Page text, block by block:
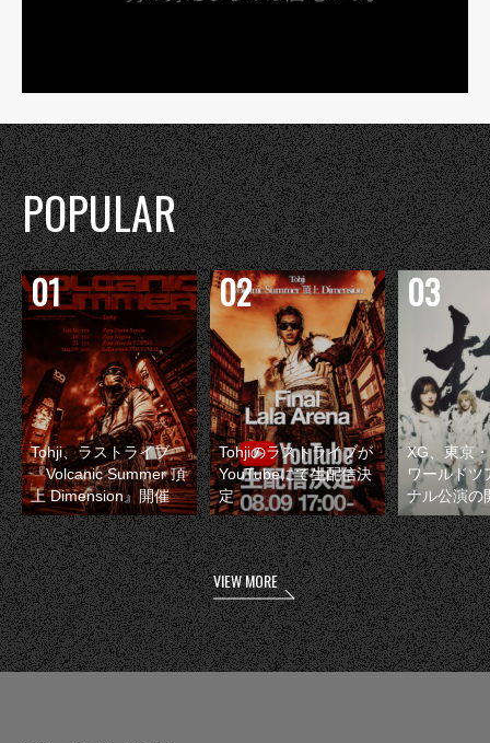
POPULAR
Tohji、ラストライブ
『Volcanic Summer 頂
上 Dimension』開催
Tohjiのラストライブが
YouTubeにて生配信決
定
XG、東京
ワールドツ
ナル公演の
VIEW MORE